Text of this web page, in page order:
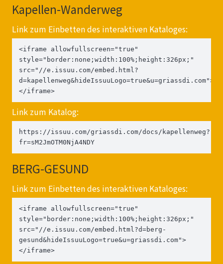
Kapellen-Wanderweg
Link zum Einbetten des interaktiven Kataloges:
<iframe allowfullscreen="true"
style="border:none;width:100%;height:326px;"
src="//e.issuu.com/embed.html?
d=kapellenweg&hideIssuuLogo=true&u=griassdi.com">
</iframe>
Link zum Katalog:
https://issuu.com/griassdi.com/docs/kapellenweg?
fr=sM2JmOTM0NjA4NDY
BERG-GESUND
Link zum Einbetten des interaktiven Kataloges:
<iframe allowfullscreen="true"
style="border:none;width:100%;height:326px;"
src="//e.issuu.com/embed.html?d=berg-
gesund&hideIssuuLogo=true&u=griassdi.com">
</iframe>